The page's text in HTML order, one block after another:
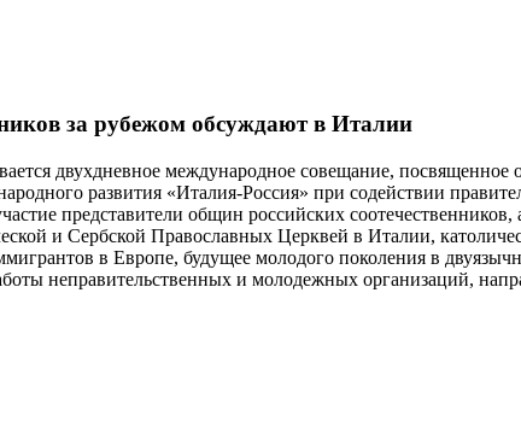
за рубежом обсуждают в Италии
двухдневное международное совещание,
развития «Италия-Россия» при содействии
представители общин российских
и Сербской Православных Церквей в Италии,
в Европе, будущее молодого поколения в
неправительственных и молодежных организаций,